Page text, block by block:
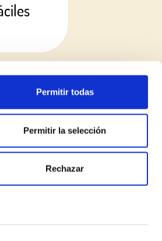
Permitir todas
Permitir la selección
Rechazar